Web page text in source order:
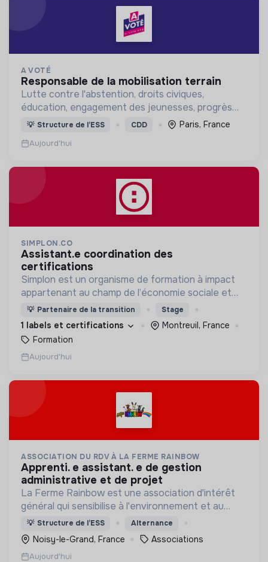
A VOTÉ
responsable de la mobilisation terrain
Lutte contre l'abstention, droits civiques,
éducation, engagement des jeunesses, progrès
démocratique
💡 Structure de l’ESS CDD Paris, France
Aujourd'hui
SIMPLON.CO
assistant.e coordination des
certifications
Simplon est un organisme de formation à impact
appartenant au champ de l’économie sociale et
solidaire.
💡 Partenaire de la transition Stage
1 labels et certifications
Montreuil, France
Formation
Aujourd'hui
ASSOCIATION DU RDV À LA FERME RAINBOW
apprenti. e assistant. e de gestion
administrative et de projet
La Ferme Rainbow est une association d'intérêt
général qui sensibilise à l'environnement et au
bien-être animal, tout en favorisant l'insertion
professionnelle via son Atelier et Chantier
d'Insertion.
💡 Structure de l’ESS Alternance
Noisy-le-Grand, France Associations
Aujourd'hui